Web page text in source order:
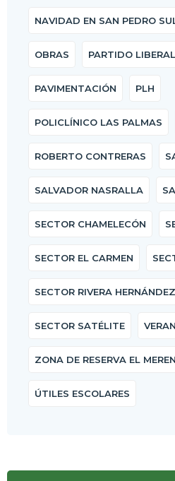
NAVIDAD EN SAN PEDRO
OBRAS PARTIDO
PAVIMENTACIÓN PLH
POLICLÍNICO LAS PALMAS
ROBERTO CONTRERAS
SALVADOR NASRALLA
SECTOR CHAMELECÓN
SECTOR EL CARMEN
SECTOR RIVERA HERNÁNDEZ
SECTOR SATÉLITE
ZONA DE RESERVA EL
ÚTILES ESCOLARES